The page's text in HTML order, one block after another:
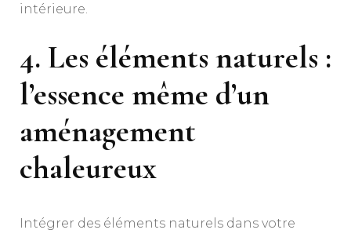
intérieure.
4. Les éléments naturels :
l’essence même d’un
aménagement
chaleureux
Intégrer des éléments naturels dans votre